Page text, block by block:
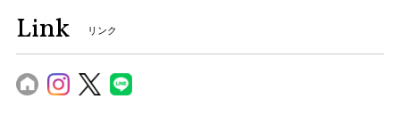
Link リンク